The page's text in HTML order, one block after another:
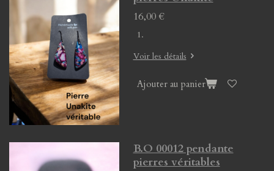
16,00 €
Voir les détails
Ajouter au panier
B.O 00012 pendante
pierres véritables